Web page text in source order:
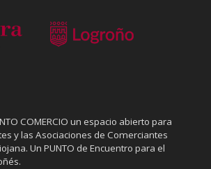
COMERCIO un espacio abierto para
y las Asociaciones de Comerciantes
Un PUNTO de Encuentro para el